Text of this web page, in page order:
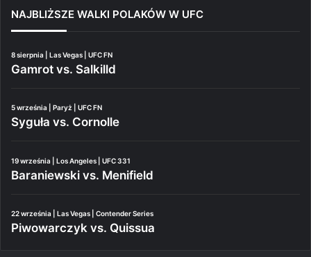
NAJBLIŻSZE WALKI POLAKÓW W UFC
8 sierpnia | Las Vegas | UFC FN
Gamrot vs. Salkilld
5 września | Paryż | UFC FN
Syguła vs. Cornolle
19 września | Los Angeles | UFC 331
Baraniewski vs. Menifield
22 września | Las Vegas | Contender Series
Piwowarczyk vs. Quissua